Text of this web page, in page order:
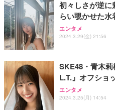
初々しさが逆
らい覗かせた
エンタメ
2024.3.29(金) 21:56
SKE48・青木
L.T.』オフショ
エンタメ
2024.3.25(月) 14:54